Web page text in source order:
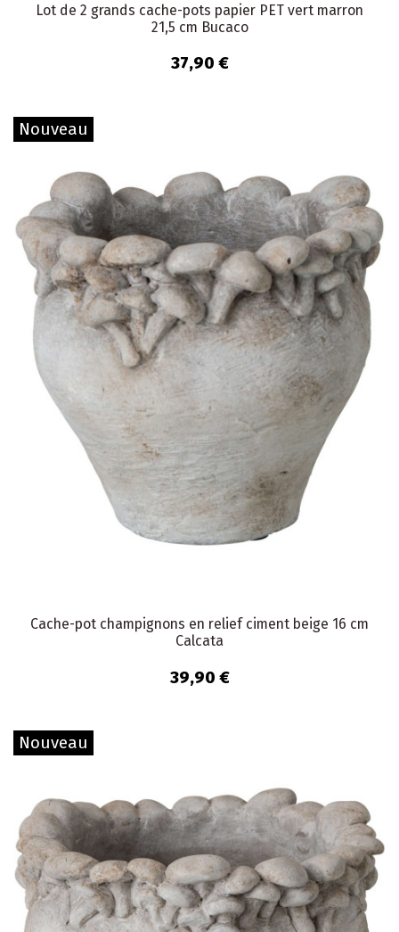
Lot de 2 grands cache-pots papier PET vert marron
21,5 cm Bucaco
37,90 €
Nouveau
Cache-pot champignons en relief ciment beige 16 cm
Calcata
39,90 €
Nouveau